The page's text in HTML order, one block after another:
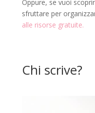
Oppure, se vuoi
sfruttare per
alle risorse gratuite.
Chi scrive?